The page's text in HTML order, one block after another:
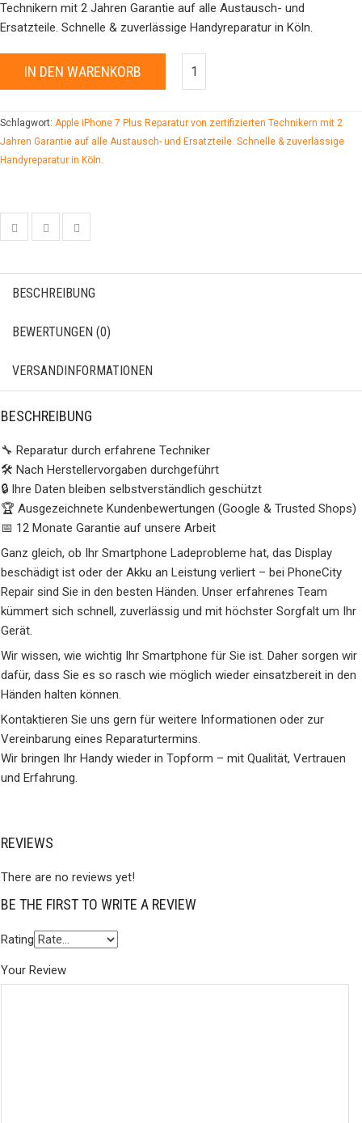
Technikern mit 2 Jahren Garantie auf alle Austausch- und
Ersatzteile. Schnelle & zuverlässige Handyreparatur in Köln.
IN DEN WARENKORB
Schlagwort: Apple iPhone 7 Plus Reparatur von zertifizierten Technikern mit 2
Jahren Garantie auf alle Austausch- und Ersatzteile. Schnelle & zuverlässige
Handyreparatur in Köln.
BESCHREIBUNG
BEWERTUNGEN (0)
VERSANDINFORMATIONEN
BESCHREIBUNG
🔧 Reparatur durch erfahrene Techniker
🛠️ Nach Herstellervorgaben durchgeführt
🔒 Ihre Daten bleiben selbstverständlich geschützt
🏆 Ausgezeichnete Kundenbewertungen (Google & Trusted Shops)
📅 12 Monate Garantie auf unsere Arbeit
Ganz gleich, ob Ihr Smartphone Ladeprobleme hat, das Display
beschädigt ist oder der Akku an Leistung verliert – bei PhoneCity
Repair sind Sie in den besten Händen. Unser erfahrenes Team
kümmert sich schnell, zuverlässig und mit höchster Sorgfalt um Ihr
Gerät.
Wir wissen, wie wichtig Ihr Smartphone für Sie ist. Daher sorgen wir
dafür, dass Sie es so rasch wie möglich wieder einsatzbereit in den
Händen halten können.
Kontaktieren Sie uns gern für weitere Informationen oder zur
Vereinbarung eines Reparaturtermins.
Wir bringen Ihr Handy wieder in Topform – mit Qualität, Vertrauen
und Erfahrung.
REVIEWS
There are no reviews yet!
BE THE FIRST TO WRITE A REVIEW
Rating
Your Review